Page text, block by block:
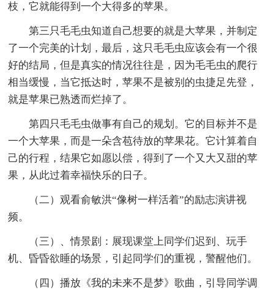
枝，它就能得到一个大得多的苹果。
第三只毛毛虫知道自己想要的就是大苹果，并制定
了一个完美的计划，最后，这只毛毛虫应该会有一个很
好的结局，但是真实的情况往往是，因为毛毛虫的爬行
相当缓慢，当它抵达时，苹果不是被别的虫捷足先登，
就是苹果已熟透而烂掉了。
第四只毛毛虫做事有自己的规划。它的目标并不是
一个大苹果，而是一朵含苞待放的苹果花。它计算着自
己的行程，结果它如愿以偿，得到了一个又大又甜的苹
果，从此过着幸福快乐的日子。
（二）观看俞敏洪“像树一样活着”的励志演讲视
频。
（三）、情景剧：展现课堂上同学们迟到、玩手
机、昏昏欲睡的场景，引起同学们的重视，警醒他们。
（四）播放《我的未来不是梦》歌曲，引导同学调